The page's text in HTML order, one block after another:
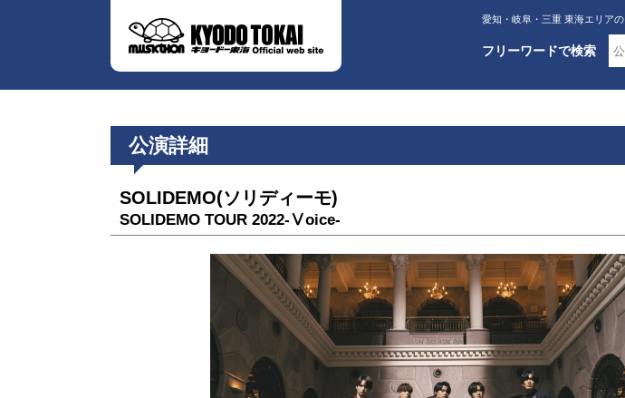
愛知・岐阜・三重 東海エリア
フリーワードで検索
公演詳細
SOLIDEMO(ソリディーモ)
SOLIDEMO TOUR 2022-Ⅴoice-